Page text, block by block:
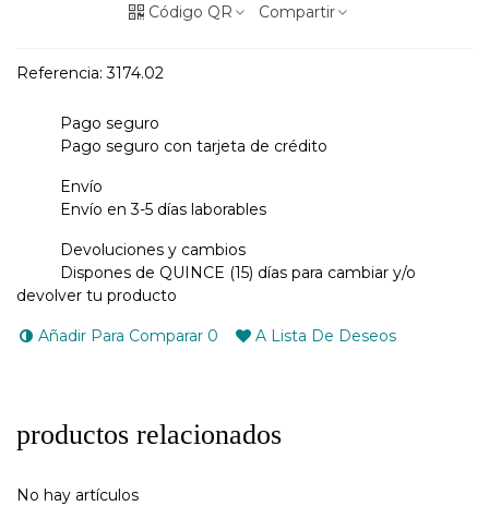
Código QR Compartir
Referencia: 3174.02
Pago seguro
Pago seguro con tarjeta de crédito
Envío
Envío en 3-5 días laborables
Devoluciones y cambios
Dispones de QUINCE (15) días para cambiar y/o
devolver tu producto
Añadir Para Comparar 0 A Lista De Deseos
productos relacionados
No hay artículos